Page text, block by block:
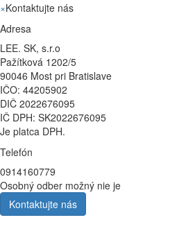
×Kontaktujte nás
Adresa
LEE. SK, s.r.o
Pažítková 1202/5
90046 Most pri Bratislave
IČO: 44205902
DIČ 2022676095
IČ DPH: SK2022676095
Je platca DPH.
Telefón
0914160779
Osobný odber možný nie je
Kontaktujte nás